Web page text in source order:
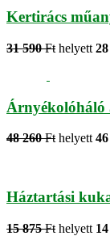
Kertirács
31 590 Ft helyett
Árnyékolóháló
48 260 Fthelyett
Háztartási
15 875 Ft helyett